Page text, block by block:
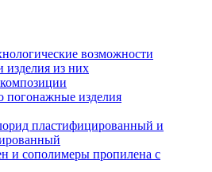
возможности
изделия из них
погонажные изделия
пластифицированный и
и сополимеры пропилена с